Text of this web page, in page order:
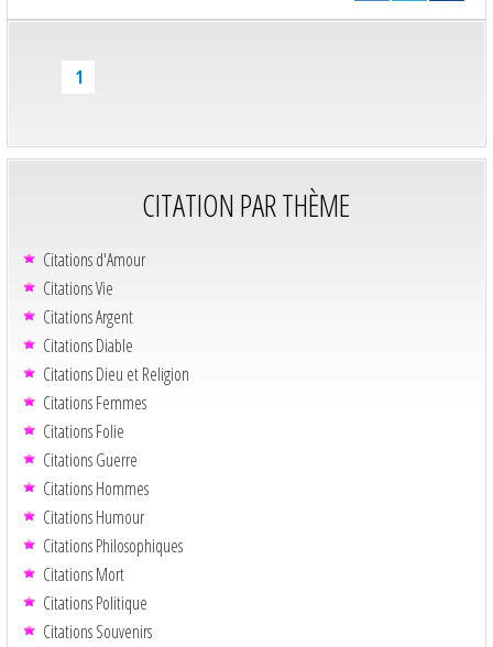
1
CITATION PAR THÈME
Citations d'Amour
Citations Vie
Citations Argent
Citations Diable
Citations Dieu et Religion
Citations Femmes
Citations Folie
Citations Guerre
Citations Hommes
Citations Humour
Citations Philosophiques
Citations Mort
Citations Politique
Citations Souvenirs